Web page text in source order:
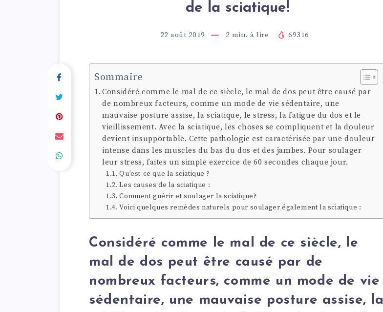
de la sciatique!
22 août 2019 2 min. à lire 69316
Sommaire
Considéré comme le mal de ce siècle, le mal de dos peut être causé par
de nombreux facteurs, comme un mode de vie sédentaire, une
mauvaise posture assise, la sciatique, le stress, la fatigue du dos et le
vieillissement. Avec la sciatique, les choses se compliquent et la douleur
devient insupportable. Cette pathologie est caractérisée par une douleur
intense dans les muscles du bas du dos et des jambes. Pour soulager
leur stress, faites un simple exercice de 60 secondes chaque jour.
Qu’est-ce que la sciatique ?
Les causes de la sciatique :
Comment guérir et soulager la sciatique?
Voici quelques remèdes naturels pour soulager également la sciatique :
Considéré comme le mal de ce siècle, le
mal de dos peut être causé par de
nombreux facteurs, comme un mode de vie
sédentaire, une mauvaise posture assise, la